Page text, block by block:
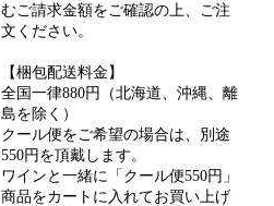
むご請求金額をご確認の上、ご注
文ください。
【梱包配送料金】
全国一律880円（北海道、沖縄、離
島を除く）
クール便をご希望の場合は、別途
550円を頂戴します。
ワインと一緒に「クール便550円」
商品をカートに入れてお買い上げ